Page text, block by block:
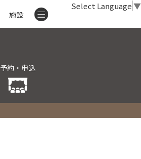
Select Language ▼
施設
予約・申込